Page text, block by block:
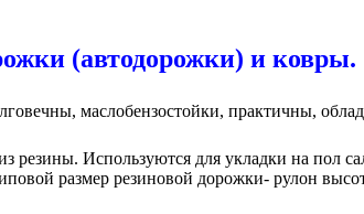
(автодорожки) и ковры.
маслобензостойки, практичны,
Используются для укладки на пол
размер резиновой дорожки- рулон